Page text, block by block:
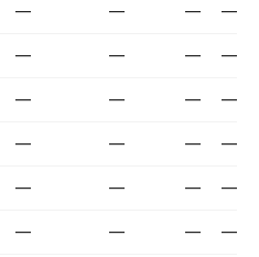
— — — —
— — — —
— — — —
— — — —
— — — —
— — — —